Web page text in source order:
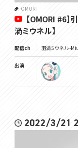
OMORI
【OMORI #6】
渦ミウネル】
配信ch 羽渦ミウネル -
出演
2022/3/21